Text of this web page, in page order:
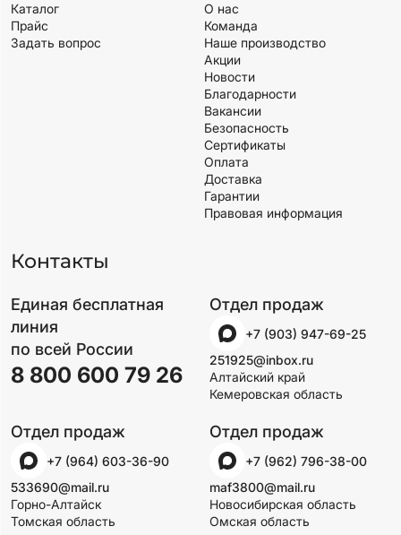
Каталог
Прайс
Задать вопрос
О нас
Команда
Наше производство
Акции
Новости
Благодарности
Вакансии
Безопасность
Сертификаты
Оплата
Доставка
Гарантии
Правовая информация
Контакты
Единая бесплатная
линия
по всей России
8 800 600 79 26
Отдел продаж
+7 (903) 947-69-25
251925@inbox.ru
Алтайский край
Кемеровская область
Отдел продаж
+7 (964) 603-36-90
533690@mail.ru
Горно-Алтайск
Томская область
Отдел продаж
+7 (962) 796-38-00
maf3800@mail.ru
Новосибирская область
Омская область